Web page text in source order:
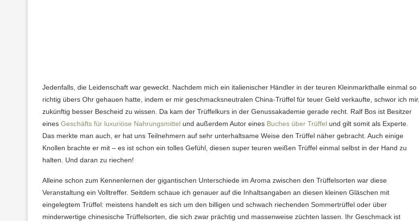
Jedenfalls, die Leidenschaft war geweckt. Nachdem mich ein italienischer Händler in der teuren Kleinmarkthalle einmal so
richtig übers Ohr gehauen hatte, indem er mir geschmacksneutralen China-Trüffel für teuer Geld verkaufte, schwor ich mir,
zukünftig besser Bescheid zu wissen. Da kam der Trüffelkurs in der Genussakademie gerade recht. Ralf Bos ist Besitzer
eines Geschäfts für luxuriöse Nahrungsmittel und außerdem Autor eines Buches über Trüffel und gilt somit als Experte.
Das merkte man auch, er hat uns Teilnehmern auf sehr unterhaltsame Weise den Trüffel näher gebracht. Auch einige
Knollen brachte er mit – es ist schon ein tolles Gefühl, diesen super teuren weißen Trüffel einmal selbst in der Hand zu
halten. Und daran zu riechen!
Alleine schon zum Kennenlernen der gigantischen Unterschiede im Aroma zwischen den Trüffelsorten war diese
Veranstaltung ein Volltreffer. Seitdem schaue ich genauer auf die Inhaltsangaben an diesen kleinen Gläschen mit
eingelegtem Trüffel: meistens handelt es sich um den billigen und schwach riechenden Sommertrüffel oder über
minderwertige chinesische Trüffelsorten, die sich zwar prächtig und massenweise züchten lassen. Ihr Geschmack ist